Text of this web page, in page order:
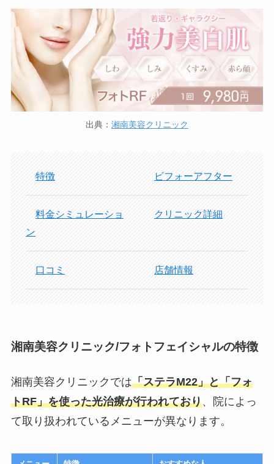
出典： 湘南美容クリニック
特徴 ビフォーアフター
料金シミュレーショ
ン
クリニック詳細
口コミ 店舗情報
湘南美容クリニック/フォトフェイシャルの特徴
湘南美容クリニックでは「ステラM22」と「フォ
トRF」を使った光治療が行われており、院によっ
て取り扱われているメニューが異なります。